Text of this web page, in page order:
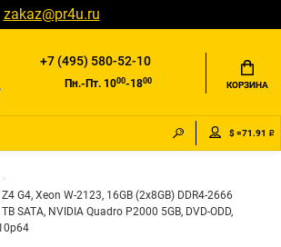
zakaz@pr4u.ru
+7 (495) 580-52-10
Пн.-Пт. 1000-1800 КОРЗИНА
$ =71.91 ₽
G4, Xeon W-2123, 16GB (2x8GB) DDR4-2666
SATA, NVIDIA Quadro P2000 5GB, DVD-ODD,